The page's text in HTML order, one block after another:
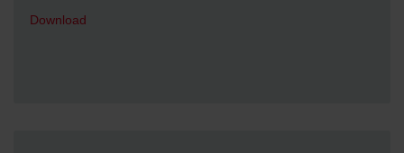
Download